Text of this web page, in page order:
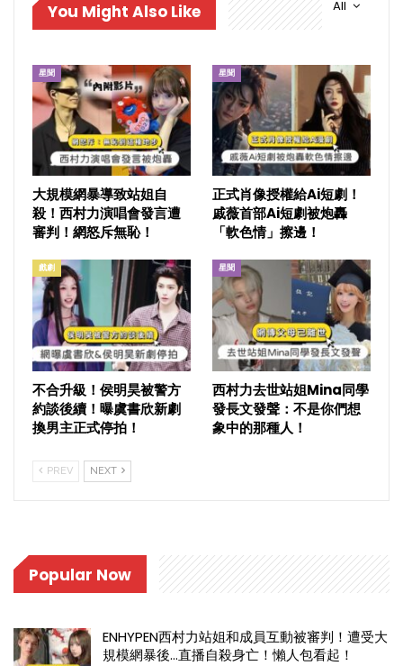
All
You Might Also Like
星聞
大規模網暴導致站姐自
殺！西村力演唱會發言遭
審判！網怒斥無恥！
星聞
正式肖像授權給Ai短劇！
戚薇首部Ai短劇被炮轟
「軟色情」擦邊！
戲劇
不合升級！侯明昊被警方
約談後續！曝虞書欣新劇
換男主正式停拍！
星聞
西村力去世站姐Mina同學
發長文發聲：不是你們想
象中的那種人！
PREV NEXT
Popular Now
ENHYPEN西村力站姐和成員互動被審判！遭受大
規模網暴後…直播自殺身亡！懶人包看起！